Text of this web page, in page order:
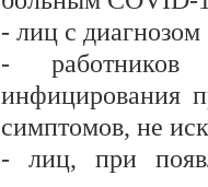
- лиц с
- работников
инфицирования
симптомов, не
- лиц, при